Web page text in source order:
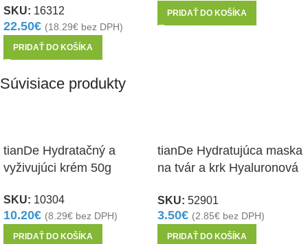
SKU: 16312
22.50€ (18.29€ bez DPH)
PRIDAŤ DO KOŠÍKA
PRIDAŤ DO KOŠÍKA
Súvisiace produkty
tianDe Hydratačný a
vyživujúci krém 50g
SKU: 10304
10.20€ (8.29€ bez DPH)
PRIDAŤ DO KOŠÍKA
tianDe Hydratujúca maska
na tvár a krk Hyaluronová
SKU: 52901
3.50€ (2.85€ bez DPH)
PRIDAŤ DO KOŠÍKA